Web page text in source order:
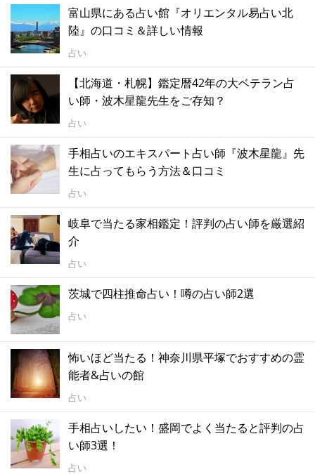
富山県にある占い館『オリエンタル易占い北
陸』の口コミ＆詳しい情報
占い
【北海道・札幌】鑑定暦42年の大ベテラン占
い師・波木星龍先生をご存知？
占い
手相占いのエキスパート占い師『波木星龍』先
生に占ってもらう方法＆口コミ
占い
岐阜で当たる家相鑑定！評判の占い師を厳選紹
介
占い
茨城で四柱推命占い！噂の占い師2選
占い
怖いほど当たる！神奈川県平塚でおすすめの霊
能者&占いの館
占い
手相占いしたい！盛岡でよく当たると評判の占
い師3選！
占い